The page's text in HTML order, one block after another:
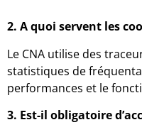
2. A quoi servent les
Le CNA utilise des
statistiques de
performances et le
3. Est-il obligatoire